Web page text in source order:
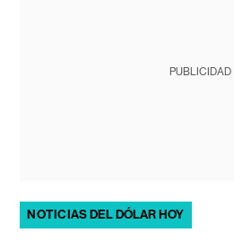
PUBLICIDAD
NOTICIAS DEL DÓLAR HOY